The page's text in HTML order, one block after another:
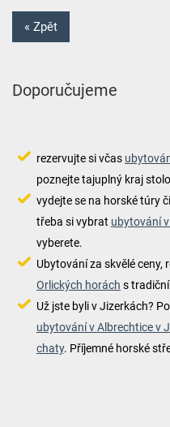
« Zpět
Doporučujeme
rezervujte si včas
poznejte tajuplný kraj
vydejte se na horské túry
třeba si vybrat ubytování
vyberete.
Ubytování za skvělé ceny,
Orlických horách s
Už jste byli v Jizerkách?
ubytování v Albrechtice v
chaty. Příjemné horské